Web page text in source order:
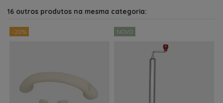
16 outros produtos na mesma categoria:
-20% NOVO